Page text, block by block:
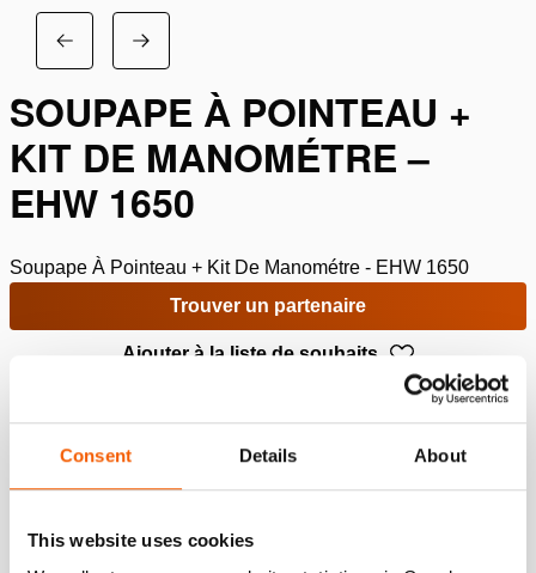
Consent Details About
This website uses cookies
SOUPAPE À POINTEAU +
KIT DE MANOMÉTRE –
EHW 1650
Soupape À Pointeau + Kit De Manométre - EHW 1650
Trouver un partenaire
Ajouter à la liste de souhaits
Spécifications
Détails
Numéro d'article